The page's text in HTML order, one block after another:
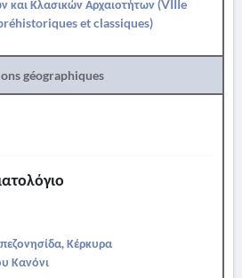
και Κλασικών Αρχαιοτήτων (VIIIe
et classiques)
géographiques
Κέρκυρα
Κανόνι